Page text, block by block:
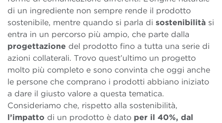
di un ingrediente non sempre rende il prodotto
sostenibile, mentre quando si parla di sostenibilità si
entra in un percorso più ampio, che parte dalla
progettazione del prodotto fino a tutta una serie di
azioni collaterali. Trovo quest’ultimo un progetto
molto più completo e sono convinta che oggi anche
le persone che comprano i prodotti abbiano iniziato
a dare il giusto valore a questa tematica.
Consideriamo che, rispetto alla sostenibilità,
l’impatto di un prodotto è dato per il 40%, dal